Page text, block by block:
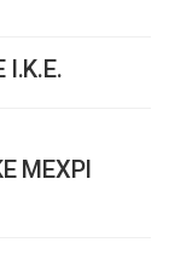
ΜΕΧΡΙ